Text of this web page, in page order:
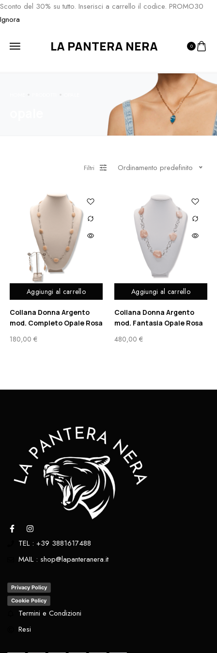
Sconto del 30% su tutto. Inserisci a carrello il codice. PROMO30
Ignora
LA PANTERA NERA 0
Filtri Ordinamento predefinito
Aggiungi al carrello
Collana Donna Argento
mod. Completo Opale Rosa
180,00 €
Aggiungi al carrello
Collana Donna Argento
mod. Fantasia Opale Rosa
480,00 €
TEL : +39 3881617488
MAIL : shop@lapanteranera.it
Privacy Policy
Cookie Policy
Termini e Condizioni
Resi